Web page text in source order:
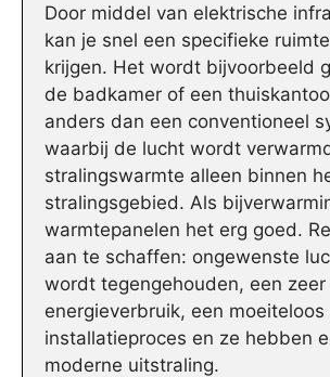
Door middel van elektrische
kan je snel een specifieke
krijgen. Het wordt bijvoorbeeld
de badkamer of een
anders dan een conventioneel
waarbij de lucht wordt
stralingswarmte alleen binnen
stralingsgebied. Als
warmtepanelen het erg goed.
aan te schaffen: ongewenste
wordt tegengehouden, een
energieverbruik, een moeiteloos
installatieproces en ze hebben
moderne uitstraling.